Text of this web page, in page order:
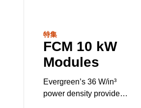
特集
FCM 10 kW
Modules
Evergreen’s 36 W/in³
power density provides